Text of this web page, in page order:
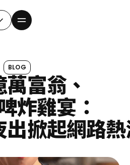
BLOG
富翁、
炸雞宴：
掀起網路